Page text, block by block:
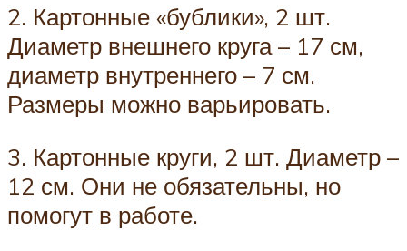
2. Картонные «бублики», 2 шт.
Диаметр внешнего круга – 17 см,
диаметр внутреннего – 7 см.
Размеры можно варьировать.
3. Картонные круги, 2 шт. Диаметр –
12 см. Они не обязательны, но
помогут в работе.